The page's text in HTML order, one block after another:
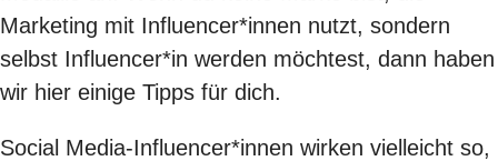
Marketing mit Influencer*innen nutzt, sondern
selbst Influencer*in werden möchtest, dann haben
wir hier einige Tipps für dich.
Social Media-Influencer*innen wirken vielleicht so,